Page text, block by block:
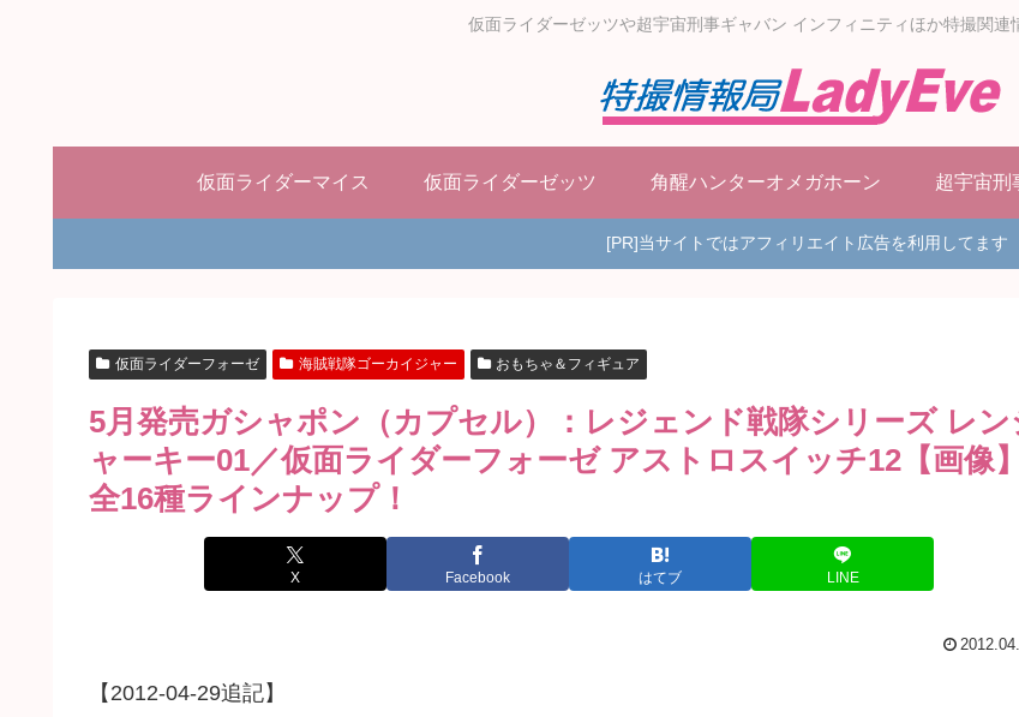
仮面ライダーゼッツや超宇宙刑事ギャバン インフィニティほか特撮関連
仮面ライダーマイス 仮面ライダーゼッツ 角醒ハンターオメガホーン 超宇宙刑
[PR]当サイトではアフィリエイト広告を利用してます
仮面ライダーフォーゼ 海賊戦隊ゴーカイジャー おもちゃ＆フィギュア
5月発売ガシャポン（カプセル）：レジェンド戦隊シリーズ レン
ャーキー01／仮面ライダーフォーゼ アストロスイッチ12【画像】
全16種ラインナップ！
X Facebook はてブ LINE
【2012-04-29追記】